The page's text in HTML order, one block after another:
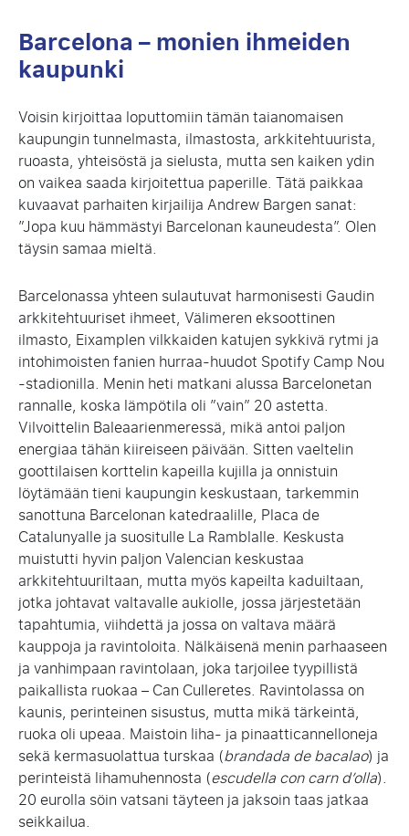
Barcelona – monien ihmeiden
kaupunki
Voisin kirjoittaa loputtomiin tämän taianomaisen
kaupungin tunnelmasta, ilmastosta, arkkitehtuurista,
ruoasta, yhteisöstä ja sielusta, mutta sen kaiken ydin
on vaikea saada kirjoitettua paperille. Tätä paikkaa
kuvaavat parhaiten kirjailija Andrew Bargen sanat:
”Jopa kuu hämmästyi Barcelonan kauneudesta”. Olen
täysin samaa mieltä.
Barcelonassa yhteen sulautuvat harmonisesti Gaudin
arkkitehtuuriset ihmeet, Välimeren eksoottinen
ilmasto, Eixamplen vilkkaiden katujen sykkivä rytmi ja
intohimoisten fanien hurraa-huudot Spotify Camp Nou
-stadionilla. Menin heti matkani alussa Barcelonetan
rannalle, koska lämpötila oli ”vain” 20 astetta.
Vilvoittelin Baleaarienmeressä, mikä antoi paljon
energiaa tähän kiireiseen päivään. Sitten vaeltelin
goottilaisen korttelin kapeilla kujilla ja onnistuin
löytämään tieni kaupungin keskustaan, tarkemmin
sanottuna Barcelonan katedraalille, Placa de
Catalunyalle ja suositulle La Ramblalle. Keskusta
muistutti hyvin paljon Valencian keskustaa
arkkitehtuuriltaan, mutta myös kapeilta kaduiltaan,
jotka johtavat valtavalle aukiolle, jossa järjestetään
tapahtumia, viihdettä ja jossa on valtava määrä
kauppoja ja ravintoloita. Nälkäisenä menin parhaaseen
ja vanhimpaan ravintolaan, joka tarjoilee tyypillistä
paikallista ruokaa – Can Culleretes. Ravintolassa on
kaunis, perinteinen sisustus, mutta mikä tärkeintä,
ruoka oli upeaa. Maistoin liha- ja pinaatticannelloneja
sekä kermasuolattua turskaa (brandada de bacalao) ja
perinteistä lihamuhennosta (escudella con carn d’olla).
20 eurolla söin vatsani täyteen ja jaksoin taas jatkaa
seikkailua.